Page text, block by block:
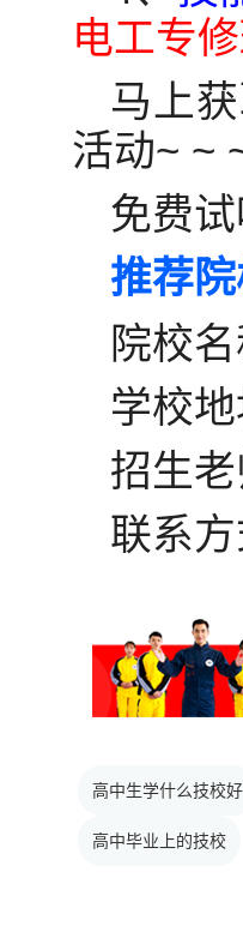
电工专
马上
活动~ ~
免费
推荐院
院校名
学校
招生
联系
高中生学什么技校好
高中毕业上的技校